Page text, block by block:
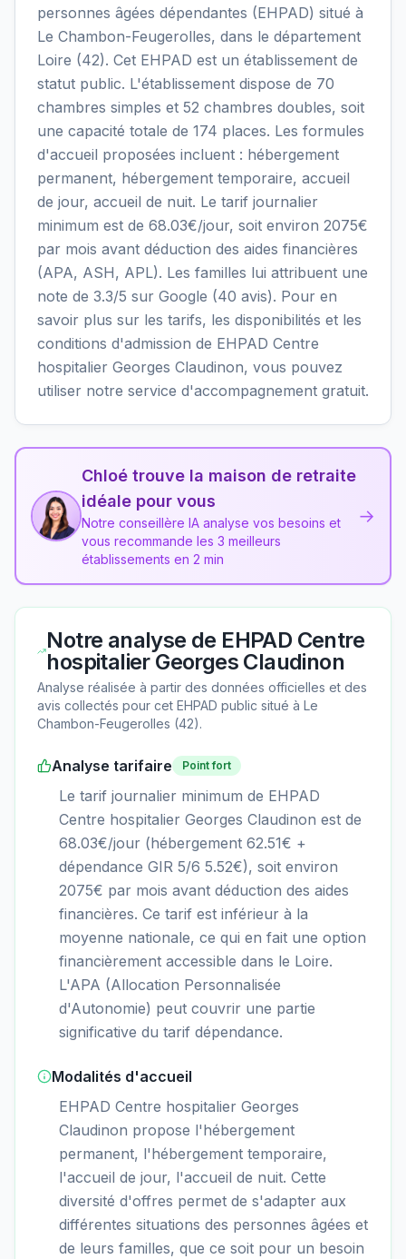
personnes âgées dépendantes (EHPAD) situé à
Le Chambon-Feugerolles, dans le département
Loire (42). Cet EHPAD est un établissement de
statut public. L'établissement dispose de 70
chambres simples et 52 chambres doubles, soit
une capacité totale de 174 places. Les formules
d'accueil proposées incluent : hébergement
permanent, hébergement temporaire, accueil
de jour, accueil de nuit. Le tarif journalier
minimum est de 68.03€/jour, soit environ 2075€
par mois avant déduction des aides financières
(APA, ASH, APL). Les familles lui attribuent une
note de 3.3/5 sur Google (40 avis). Pour en
savoir plus sur les tarifs, les disponibilités et les
conditions d'admission de EHPAD Centre
hospitalier Georges Claudinon, vous pouvez
utiliser notre service d'accompagnement gratuit.
Chloé trouve la maison de retraite
idéale pour vous
Notre conseillère IA analyse vos besoins et
vous recommande les 3 meilleurs
établissements en 2 min
→
Notre analyse de EHPAD Centre
hospitalier Georges Claudinon
Analyse réalisée à partir des données officielles et des
avis collectés pour cet EHPAD public situé à Le
Chambon-Feugerolles (42).
Analyse tarifaire Point fort
Le tarif journalier minimum de EHPAD
Centre hospitalier Georges Claudinon est de
68.03€/jour (hébergement 62.51€ +
dépendance GIR 5/6 5.52€), soit environ
2075€ par mois avant déduction des aides
financières. Ce tarif est inférieur à la
moyenne nationale, ce qui en fait une option
financièrement accessible dans le Loire.
L'APA (Allocation Personnalisée
d'Autonomie) peut couvrir une partie
significative du tarif dépendance.
Modalités d'accueil
EHPAD Centre hospitalier Georges
Claudinon propose l'hébergement
permanent, l'hébergement temporaire,
l'accueil de jour, l'accueil de nuit. Cette
diversité d'offres permet de s'adapter aux
différentes situations des personnes âgées et
de leurs familles, que ce soit pour un besoin